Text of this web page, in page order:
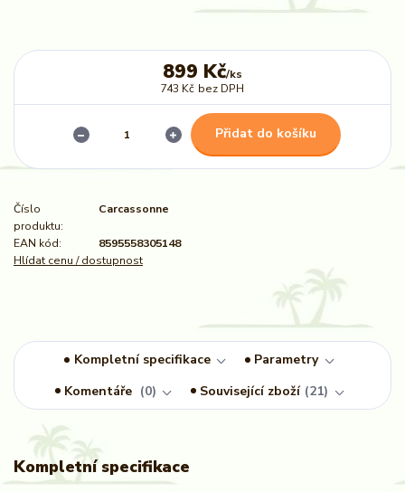
899 Kč/ks
743 Kč bez DPH
Přidat do košíku
Číslo
produktu:
Carcassonne
EAN kód:
8595558305148
Hlídat cenu / dostupnost
Kompletní specifikace
Parametry
Komentáře
0 Související zboží 21
Kompletní specifikace